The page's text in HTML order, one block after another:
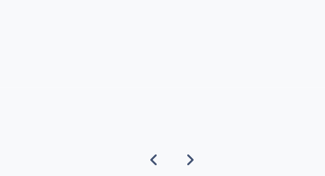
Vorherige Karussell-Folie
Nächste Karussell-Folie